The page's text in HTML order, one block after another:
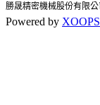
勝晟精密機械股份有限
Powered by XOOPS